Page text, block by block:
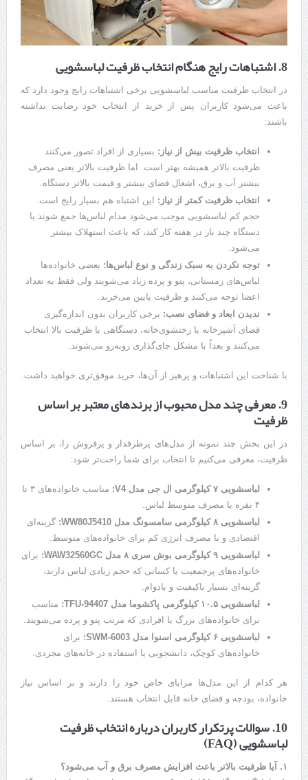
8. اشتباهات رایج هنگام انتخاب ظرفیت لباسشویی
در انتخاب ظرفیت مناسب لباسشویی برخی اشتباهات رایج وجود دارد که
باعث می‌شود کاربران پس از خرید از انتخاب خود رضایت نداشته
باشند:
انتخاب ظرفیت بیش از نیاز: بسیاری از افراد تصور می‌کنند
ظرفیت بالاتر همیشه بهتر است. اما ظرفیت بالاتر یعنی مصرف
بیشتر آب و برق، اشغال فضای بیشتر و قیمت بالاتر دستگاه.
انتخاب ظرفیت کمتر از نیاز: این اشتباه هم بسیار رایج است.
حجم کم لباسشویی موجب می‌شود مدام لباس‌ها جمع شوند یا
دستگاه چند بار در هفته کار کند، که باعث استهلاک بیشتر
می‌شود.
توجه نکردن به سبک زندگی و نوع لباس‌ها: بعضی خانواده‌ها
لباس‌های زمستانی، پتو و پرده زیاد می‌شویند ولی فقط به تعداد
اعضا توجه می‌کنند و ظرفیت پایین می‌خرند.
ندیدن ابعاد و فضای نصب: برخی کاربران بدون اندازه‌گیری
فضای آشپزخانه یا رختشوی‌خانه، دستگاهی با ظرفیت بالا انتخاب
می‌کنند و بعداً با مشکل جای‌گذاری روبه‌رو می‌شوند.
با شناخت این اشتباهات و پرهیز از آن‌ها، خرید موفق‌تری خواهید داشت.
9. معرفی چند مدل محبوب از برندهای معتبر بر اساس
ظرفیت
در این بخش چند نمونه از مدل‌های پرطرفدار و پرفروش را، بر اساس
ظرفیت، معرفی می‌کنیم تا انتخاب برای شما راحت‌تر شود:
لباسشویی ۷ کیلوگرمی ال جی مدل V4:
مناسب خانواده‌های ۳ تا
۴ نفره با مصرف متوسط لباس.
لباسشویی ۸ کیلوگرمی سامسونگ مدل WW80J5410:
گزینه‌ای
اقتصادی و با مصرف انرژی کم برای خانواده‌های متوسط.
لباسشویی ۹ کیلوگرمی بوش سری ۸ مدل WAW32560GC:
برای
خانواده‌های پرجمعیت یا کسانی که حجم زیادی لباس دارند،
گزینه‌ای بسیار باکیفیت و بادوام.
لباسشویی ۱۰.۵ کیلوگرمی پاکشوما مدل TFU-94407:
مناسب
برای خانواده‌های بزرگ یا افرادی که مرتب پتو و پرده می‌شویند.
لباسشویی ۶ کیلوگرمی اسنوا مدل SWM-6003:
برای
خانواده‌های کوچک، دانشجویی یا استفاده در خانه‌های مجردی.
هر کدام از این مدل‌ها مزایای خاص خود را دارند و بر اساس نیاز
خانواده، بودجه و فضای خانه قابل انتخاب هستند.
10. سوالات پرتکرار کاربران درباره انتخاب ظرفیت
لباسشویی (FAQ)
۱. آیا ظرفیت بالاتر باعث افزایش مصرف برق و آب می‌شود؟